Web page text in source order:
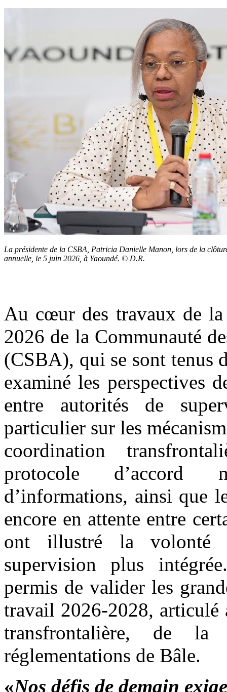
La présidente de la CSBA, Patricia Danielle Manon, lors de la
annuelle, le 5 juin 2026, à Yaoundé. © D.R.
Au cœur des travaux de la
2026 de la Communauté
(CSBA), qui se sont tenus
examiné les perspectives
entre autorités de
particulier sur les
coordination
protocole d’accord
d’informations, ainsi que
encore en attente entre
ont illustré la volonté
supervision plus
permis de valider les
travail 2026-2028, articulé
transfrontalière, de
réglementations de Bâle.
«Nos défis de demain